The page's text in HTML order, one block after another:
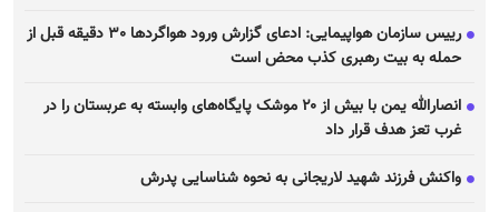
رییس سازمان هواپیمایی: ادعای گزارش ورود هواگرد‌ها ٣٠ دقیقه قبل از
حمله به بیت رهبری کذب محض است
انصارالله یمن با بیش از ۲۰ موشک پایگاه‌های وابسته به عربستان را در
غرب تعز هدف قرار داد
واکنش فرزند شهید لاریجانی به نحوه شناسایی پدرش